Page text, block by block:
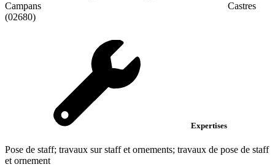
Campans
Castres
(02680)
Expertises
Pose de staff; travaux sur staff et ornements; travaux de pose de staff
et ornement